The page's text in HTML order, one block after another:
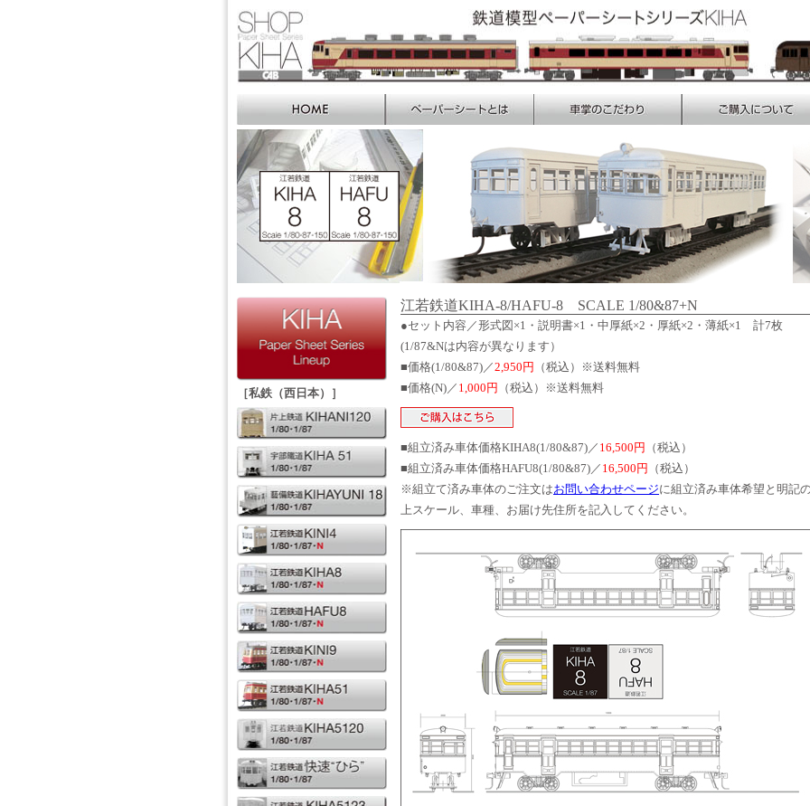
江若鉄道KIHA-8/HAFU-8 SCALE 1/80&87+N
●セット内容／形式図×1・説明書×1・中厚紙×2・厚紙×2・薄紙×1 計7枚
(1/87&Nは内容が異なります）
■価格(1/80&87)／2,950円
（税込）※送料無料
■価格(N)／ 1,000円 （税込）※送料無料
■組立済み車体価格KIHA8(1/80&87)／ 16,500円
（税込）
■組立済み車体価格HAFU8(1/80&87)／ 16,500円
（税込）
※組立て済み車体のご注文はお問い合わせページに組立済み車体希望と明記
上スケール、車種、お届け先住所を記入してください。
［私鉄（西日本）］